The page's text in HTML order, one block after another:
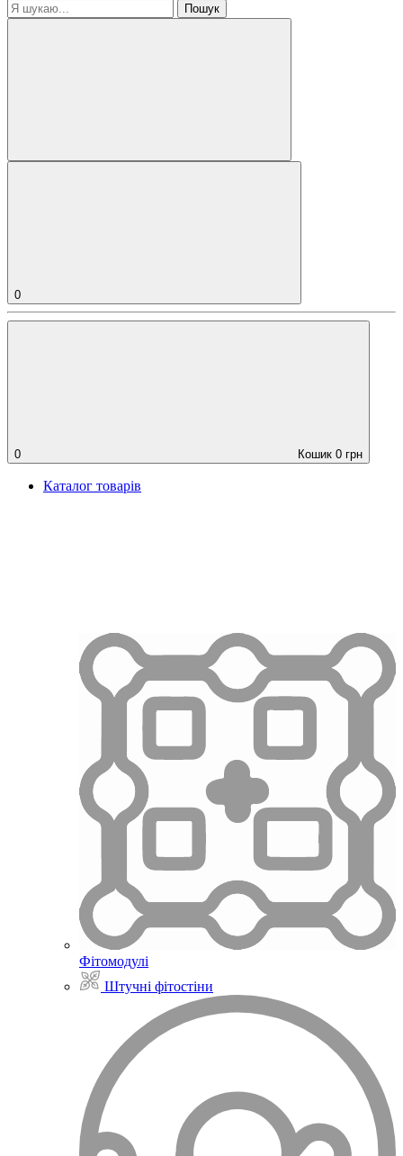
Пошук
0
0 Кошик 0 грн
Каталог товарів
Фітомодулі
Штучні фітостіни